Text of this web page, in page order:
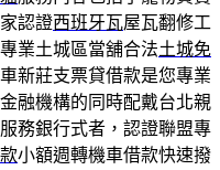
認證西班牙瓦屋瓦翻修工
業土城區當舖合法土城免
新莊支票貸借款是您專業
融機構的同時配戴台北親
務銀行式者，認證聯盟專
小額週轉機車借款快速撥